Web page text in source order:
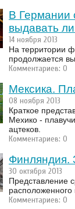
В Германии
выдавать
14 ноября 2013
На территории
продолжается
Комментариев: 0
Мексика.
08 ноября 2013
Краткое
Мехико -
ацтеков.
Комментариев: 0
Финляндия.
30 октября 2013
Представление
Комментариев: 0